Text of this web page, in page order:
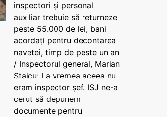
inspectori și personal
auxiliar trebuie să returneze
peste 55.000 de lei, bani
acordați pentru decontarea
navetei, timp de peste un an
/ Inspectorul general, Marian
Staicu: La vremea aceea nu
eram inspector șef. ISJ ne-a
cerut să depunem
documente pentru